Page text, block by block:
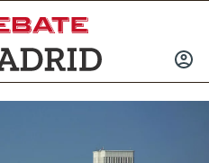
INICIAR